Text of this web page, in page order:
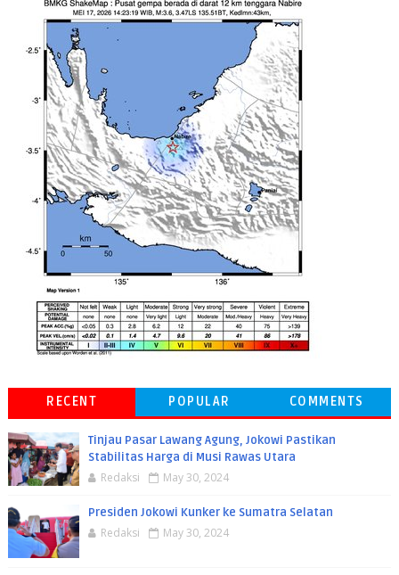
RECENT POPULAR COMMENTS
Tinjau Pasar Lawang Agung, Jokowi Pastikan
Stabilitas Harga di Musi Rawas Utara
Redaksi May 30, 2024
Presiden Jokowi Kunker ke Sumatra Selatan
Redaksi May 30, 2024